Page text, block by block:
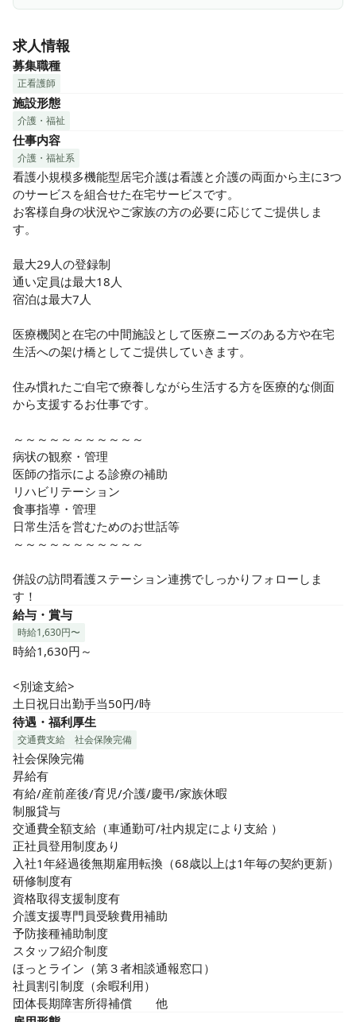
求人情報
募集職種
正看護師
施設形態
介護・福祉
仕事内容
介護・福祉系
看護小規模多機能型居宅介護は看護と介護の両面から主に3つ
のサービスを組合せた在宅サービスです。
お客様自身の状況やご家族の方の必要に応じてご提供しま
す。
最大29人の登録制
通い定員は最大18人
宿泊は最大7人
医療機関と在宅の中間施設として医療ニーズのある方や在宅
生活への架け橋としてご提供していきます。
住み慣れたご自宅で療養しながら生活する方を医療的な側面
から支援するお仕事です。
～～～～～～～～～～～
病状の観察・管理
医師の指示による診療の補助
リハビリテーション
食事指導・管理
日常生活を営むためのお世話等
～～～～～～～～～～～
併設の訪問看護ステーション連携でしっかりフォローしま
す！
給与・賞与
時給1,630円〜
時給1,630円～
<別途支給>
土日祝日出勤手当50円/時
待遇・福利厚生
交通費支給 社会保険完備
社会保険完備
昇給有
有給/産前産後/育児/介護/慶弔/家族休暇
制服貸与
交通費全額支給（車通勤可/社内規定により支給 ）
正社員登用制度あり
入社1年経過後無期雇用転換（68歳以上は1年毎の契約更新）
研修制度有
資格取得支援制度有
介護支援専門員受験費用補助
予防接種補助制度
スタッフ紹介制度
ほっとライン（第３者相談通報窓口）
社員割引制度（余暇利用）
団体長期障害所得補償　　他